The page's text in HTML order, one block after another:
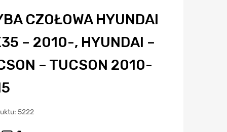
CZOŁOWA HYUNDAI
– 2010-, HYUNDAI –
– TUCSON 2010-
5222